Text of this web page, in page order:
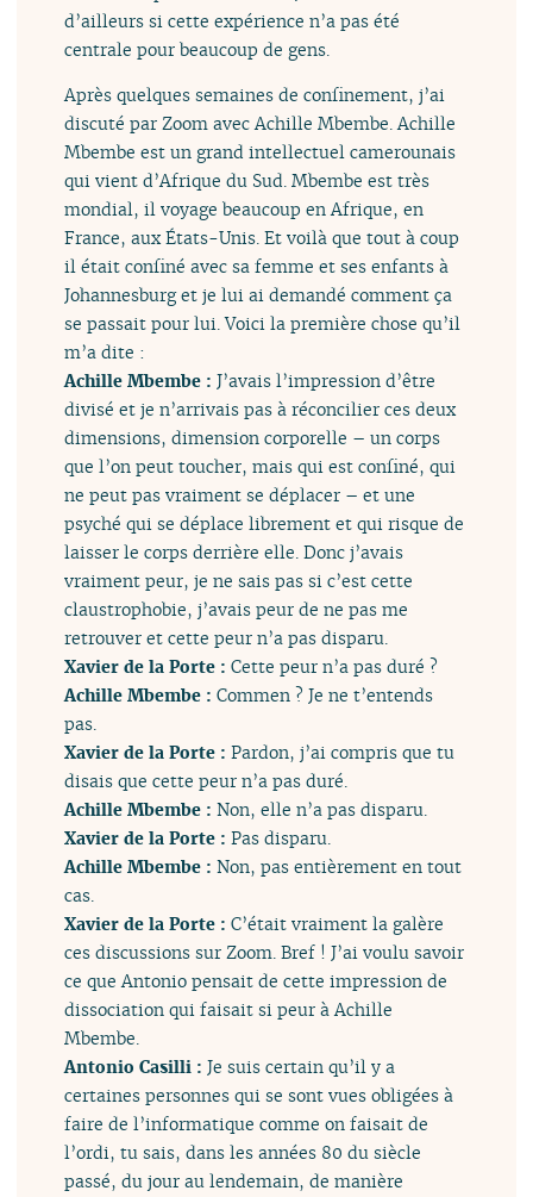
d’ailleurs si cette expérience n’a pas été
centrale pour beaucoup de gens.
Après quelques semaines de confinement, j’ai
discuté par Zoom avec Achille Mbembe. Achille
Mbembe est un grand intellectuel camerounais
qui vient d’Afrique du Sud. Mbembe est très
mondial, il voyage beaucoup en Afrique, en
France, aux États-Unis. Et voilà que tout à coup
il était confiné avec sa femme et ses enfants à
Johannesburg et je lui ai demandé comment ça
se passait pour lui. Voici la première chose qu’il
m’a dite :
Achille Mbembe :J’avais l’impression d’être
divisé et je n’arrivais pas à réconcilier ces deux
dimensions, dimension corporelle – un corps
que l’on peut toucher, mais qui est confiné, qui
ne peut pas vraiment se déplacer – et une
psyché qui se déplace librement et qui risque de
laisser le corps derrière elle. Donc j’avais
vraiment peur, je ne sais pas si c’est cette
claustrophobie, j’avais peur de ne pas me
retrouver et cette peur n’a pas disparu.
Xavier de la Porte :Cette peur n’a pas duré ?
Achille Mbembe :Commen ? Je ne t’entends
pas.
Xavier de la Porte :Pardon, j’ai compris que tu
disais que cette peur n’a pas duré.
Achille Mbembe :Non, elle n’a pas disparu.
Xavier de la Porte :Pas disparu.
Achille Mbembe :Non, pas entièrement en tout
cas.
Xavier de la Porte :C’était vraiment la galère
ces discussions sur Zoom. Bref ! J’ai voulu savoir
ce que Antonio pensait de cette impression de
dissociation qui faisait si peur à Achille
Mbembe.
Antonio Casilli :Je suis certain qu’il y a
certaines personnes qui se sont vues obligées à
faire de l’informatique comme on faisait de
l’ordi, tu sais, dans les années 80 du siècle
passé, du jour au lendemain, de manière